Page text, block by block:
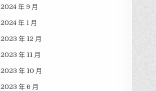
2024 年 9 月
2024 年 1 月
2023 年 12 月
2023 年 11 月
2023 年 10 月
2023 年 6 月